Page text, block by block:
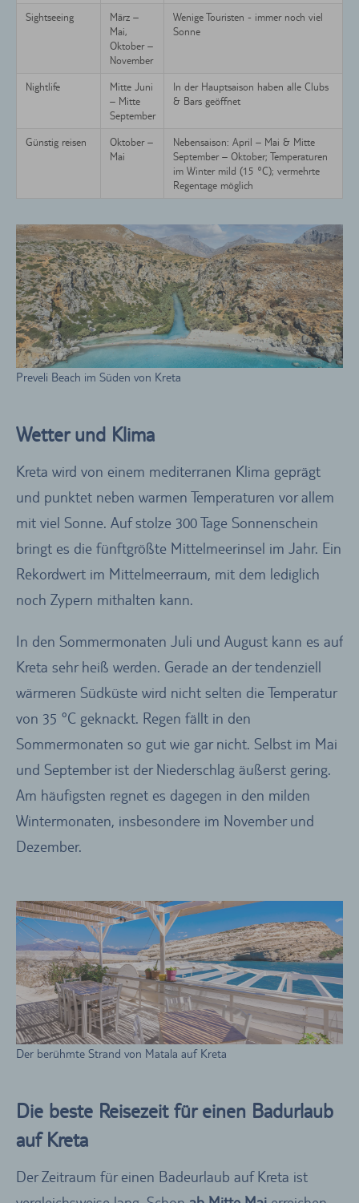
Sightseeing
März –
Mai,
Oktober –
November
Wenige Touristen - immer noch viel
Sonne
Nightlife
Mitte Juni
– Mitte
September
In der Hauptsaison haben alle Clubs
& Bars geöffnet
Günstig reisen
Oktober –
Mai
Nebensaison: April – Mai & Mitte
September – Oktober; Temperaturen
im Winter mild (15 °C); vermehrte
Regentage möglich
Preveli Beach im Süden von Kreta
Wetter und Klima
Kreta wird von einem mediterranen Klima geprägt
und punktet neben warmen Temperaturen vor allem
mit viel Sonne. Auf stolze 300 Tage Sonnenschein
bringt es die fünftgrößte Mittelmeerinsel im Jahr. Ein
Rekordwert im Mittelmeerraum, mit dem lediglich
noch Zypern mithalten kann.
In den Sommermonaten Juli und August kann es auf
Kreta sehr heiß werden. Gerade an der tendenziell
wärmeren Südküste wird nicht selten die Temperatur
von 35 °C geknackt. Regen fällt in den
Sommermonaten so gut wie gar nicht. Selbst im Mai
und September ist der Niederschlag äußerst gering.
Am häufigsten regnet es dagegen in den milden
Wintermonaten, insbesondere im November und
Dezember.
Der berühmte Strand von Matala auf Kreta
Die beste Reisezeit für einen Badurlaub
auf Kreta
Der Zeitraum für einen Badeurlaub auf Kreta ist